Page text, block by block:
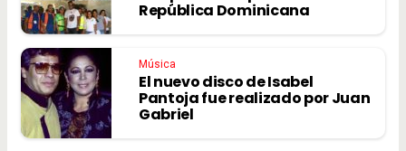
República Dominicana
Música
El nuevo disco de Isabel
Pantoja fue realizado por Juan
Gabriel